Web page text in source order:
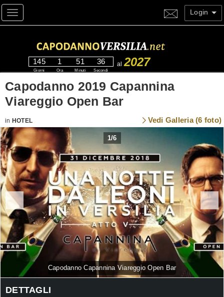
Toggle navigation Login
145
Giorni
1
Ora
51
Minuti
34
Secondi
al 2027
Capodanno 2019 Capannina
Viareggio Open Bar
in HOTEL Vedi Galleria (6 foto)
1/6
Capodanno Capannina Viareggio Open Bar
DETTAGLI